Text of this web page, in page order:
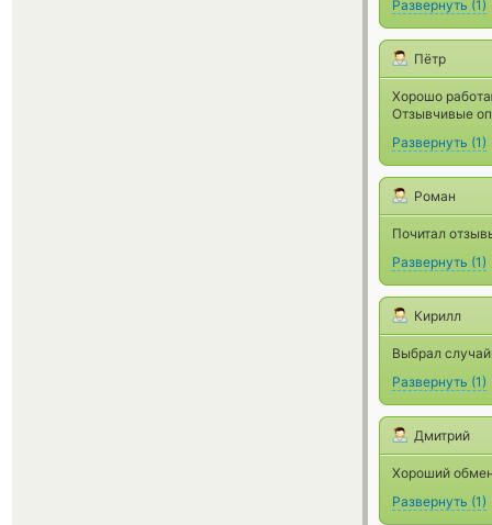
Развернуть (1)
Пётр
Хорошо
Отзывчивые
Развернуть (1)
Роман
Почитал
Развернуть (1)
Кирилл
Выбрал
Развернуть (1)
Дмитрий
Хороший
Развернуть (1)